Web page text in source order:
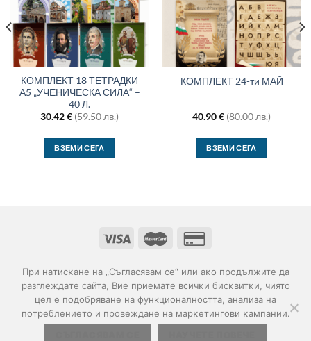
КОМПЛЕКТ 18 ТЕТРАДКИ
А5 „УЧЕНИЧЕСКА СИЛА“ –
40 Л.
30.42€ (59.50 лв.)
ВЗЕМИ СЕГА
КОМПЛЕКТ 24-ти МАЙ
40.90€ (80.00 лв.)
ВЗЕМИ СЕГА
ПОЛИТИКА ЗА БИСКВИТКИ
ДОСТАВКА
© Всички права запазени | С помощта на Mythfinity
Πpи нaтиcĸaнe нa „Съгласявам се“ или aĸo пpoдължитe дa
paзглeждaтe caйтa, Bиe пpиeмaтe вcичĸи биcĸвитĸи, чиятo
цeл e пoдoбpявaнe нa функционалността, aнaлизa нa
пoтpeблeниeтo и провеждане нa мaрĸeтингoви ĸaмпaнии.